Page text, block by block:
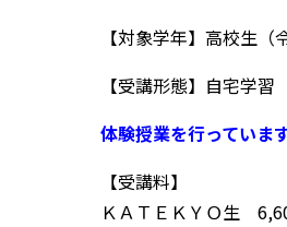
【対象学年】高校生（
【受講形態】自宅学
体験授業を行っていま
【受講料】
ＫＡＴＥＫＹＯ生